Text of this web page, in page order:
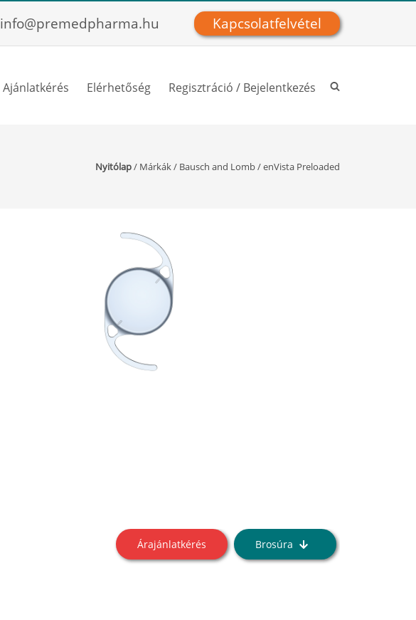
info@premedpharma.hu Kapcsolatfelvétel
Ajánlatkérés Elérhetőség Regisztráció / Bejelentkezés
Nyitólap/ Márkák/ Bausch and Lomb/enVista Preloaded
Árajánlatkérés Brosúra